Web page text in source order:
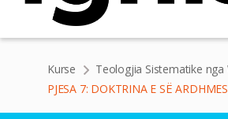
Kurse
PJESA 7: DOKTRINA E SË ARDHMES